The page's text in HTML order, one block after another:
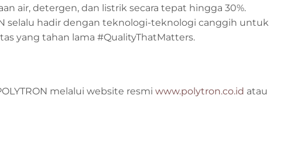
air, detergen, dan listrik secara tepat hingga 30%.
selalu hadir dengan teknologi-teknologi canggih untuk
yang tahan lama #QualityThatMatters.
melalui website resmi www.polytron.co.id atau